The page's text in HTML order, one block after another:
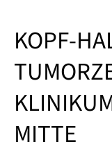
KOPF-
MITTE